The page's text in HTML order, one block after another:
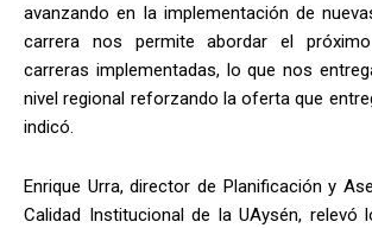
avanzando en la implementación de
carrera nos permite abordar el
carreras implementadas, lo que nos
nivel regional reforzando la oferta que
indicó.
Enrique Urra, director de Planificación y
Calidad Institucional de la UAysén, relevó